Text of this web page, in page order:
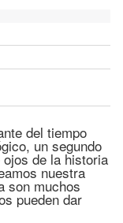
del tiempo
un segundo
de la historia
nuestra
son muchos
pueden dar